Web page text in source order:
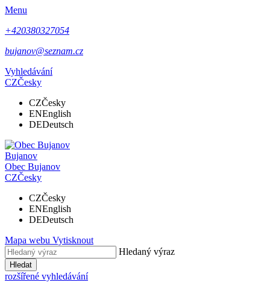
Menu
+420380327054
bujanov@seznam.cz
Vyhledávání
CZČesky
CZČesky
ENEnglish
DEDeutsch
Bujanov
Obec Bujanov
CZČesky
CZČesky
ENEnglish
DEDeutsch
Mapa webu Vytisknout
Hledaný výraz
Hledat
rozšířené vyhledávání